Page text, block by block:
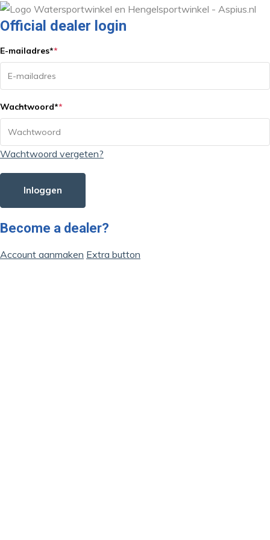
Official dealer login
E-mailadres**
Wachtwoord**
Wachtwoord vergeten?
Inloggen
Become a dealer?
Account aanmaken Extra button